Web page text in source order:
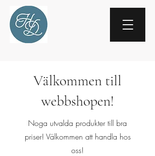
Välkommen till
webbshopen!
Noga utvalda produkter till bra
priser! Välkommen att handla hos
oss!